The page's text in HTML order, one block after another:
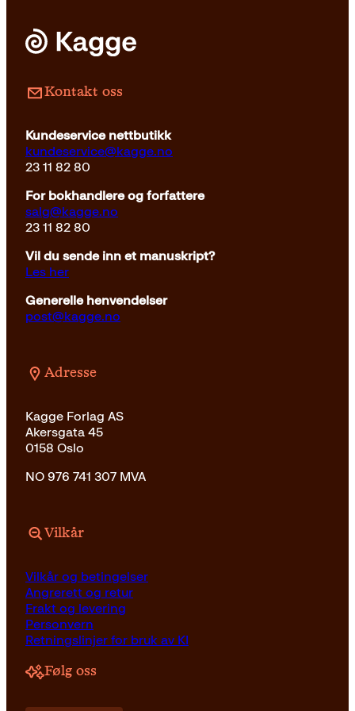
Kontakt oss
Kundeservice nettbutikk
kundeservice@kagge.no
23 11 82 80
For bokhandlere og forfattere
salg@kagge.no
23 11 82 80
Vil du sende inn et manuskript?
Les her
Generelle henvendelser
post@kagge.no
Adresse
Kagge Forlag AS
Akersgata 45
0158 Oslo
NO 976 741 307 MVA
Vilkår
Vilkår og betingelser
Angrerett og retur
Frakt og levering
Personvern
Retningslinjer for bruk av KI
Følg oss